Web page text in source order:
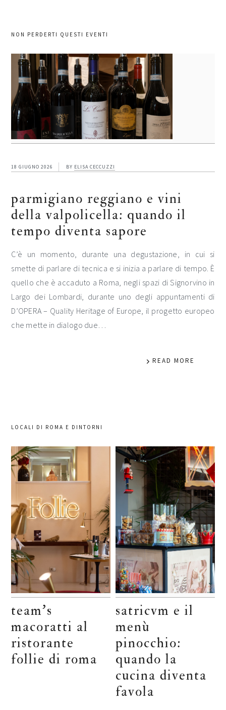
NON PERDERTI QUESTI EVENTI
18 GIUGNO 2026 BY ELISA CECCUZZI
parmigiano reggiano e vini
della valpolicella: quando il
tempo diventa sapore
C’è un momento, durante una degustazione, in cui si
smette di parlare di tecnica e si inizia a parlare di tempo. È
quello che è accaduto a Roma, negli spazi di Signorvino in
Largo dei Lombardi, durante uno degli appuntamenti di
D’OPERA – Quality Heritage of Europe, il progetto europeo
che mette in dialogo due…
READ MORE
LOCALI DI ROMA E DINTORNI
team’s
macoratti al
ristorante
follie di roma
satricvm e il
menù
pinocchio:
quando la
cucina diventa
favola